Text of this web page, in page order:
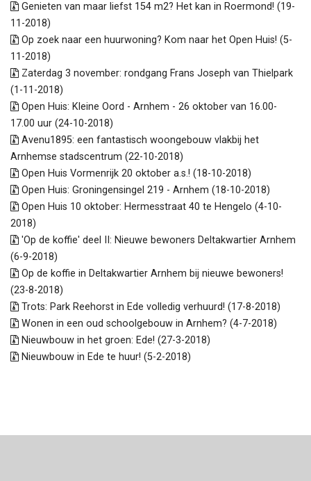
Genieten van maar liefst 154 m2? Het kan in Roermond! (19-
11-2018)
Op zoek naar een huurwoning? Kom naar het Open Huis! (5-
11-2018)
Zaterdag 3 november: rondgang Frans Joseph van Thielpark
(1-11-2018)
Open Huis: Kleine Oord - Arnhem - 26 oktober van 16.00-
17.00 uur (24-10-2018)
Avenu1895: een fantastisch woongebouw vlakbij het
Arnhemse stadscentrum (22-10-2018)
Open Huis Vormenrijk 20 oktober a.s.! (18-10-2018)
Open Huis: Groningensingel 219 - Arnhem (18-10-2018)
Open Huis 10 oktober: Hermesstraat 40 te Hengelo (4-10-
2018)
'Op de koffie' deel II: Nieuwe bewoners Deltakwartier Arnhem
(6-9-2018)
Op de koffie in Deltakwartier Arnhem bij nieuwe bewoners!
(23-8-2018)
Trots: Park Reehorst in Ede volledig verhuurd! (17-8-2018)
Wonen in een oud schoolgebouw in Arnhem? (4-7-2018)
Nieuwbouw in het groen: Ede! (27-3-2018)
Nieuwbouw in Ede te huur! (5-2-2018)